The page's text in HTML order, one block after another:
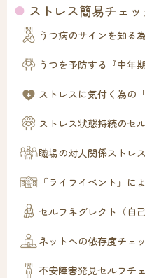
ストレス簡易チェ
うつ病のサインを知る
うつを予防する『中年
ストレスに気付く為の
ストレス状態持続のセ
職場の対人関係ストレ
『ライフイベント』に
セルフネグレクト（自
ネットへの依存度チェ
不安障害発見セルフチ